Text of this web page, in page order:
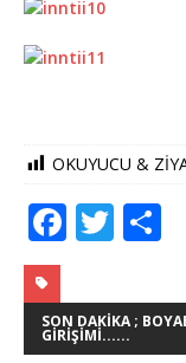
OKUYUCU &
F
c
e
T
it
te e
SON DAKIKA ;
GIRIŞIMI......